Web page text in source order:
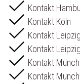
Kontakt
Kontakt Köln
Kontakt Leipzig
Kontakt
Kontakt
Kontakt